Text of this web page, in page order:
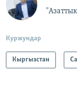
Куржундар
Кыргызстан